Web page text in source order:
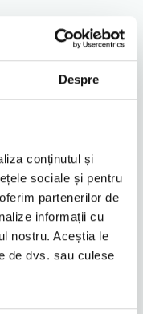
Despre
conținutul și
sociale și pentru
partenerilor de
informații cu
nostru. Aceștia le
de dvs. sau culese
acces pentru
dizabilitati
precum
contribuie la
ajustate rapid in
rampe acces
si rezistente in
si depozitate fara
Citeşte mai mult